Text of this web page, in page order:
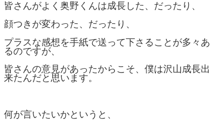
皆さんがよく奥野くんは成長した、だったり、
顔つきが変わった、だったり、
プラスな感想を手紙で送って下さることが多々あ
るのですが、
皆さんの意見があったからこそ、僕は沢山成長出
来たんだと思います。
何が言いたいかというと、